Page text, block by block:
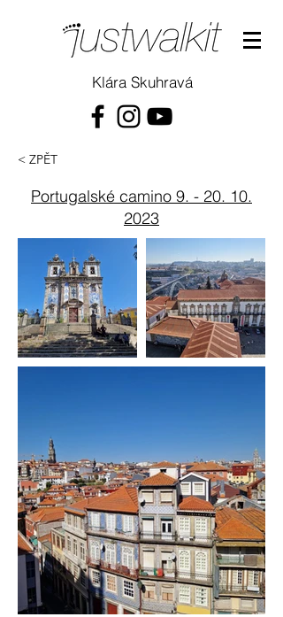
Klára Skuhravá
< ZPĚT
Portugalské camino 9. - 20. 10.
2023